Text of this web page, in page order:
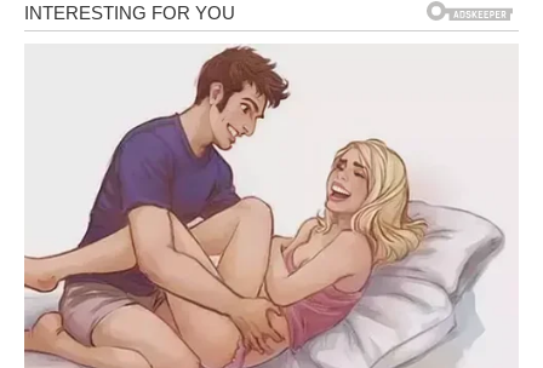
Njezin privatni život također je bio buran. Udala se za
Isaiaha Silvu, no brak je završio gorkim
razvodom. Najveći sukob izbio je oko gitare njezina oca –
one iste koju je Kurt svirao na legendarnom nastupu
Unplugged 1993. godine
. Frances je tvrdila da je
instrument dio nasljedstva, no Silva je inzistirao da mu je
poklonjena. Sud je presudio u njegovu korist, a gitara je
kasnije prodana za nevjerojatnih šest milijuna dolara. Za
Frances je taj trenutak bio bolan podsjetnik na to kako se
i najvažniji dijelovi očevog nasljeđa mogu nepovratno
izgubiti.